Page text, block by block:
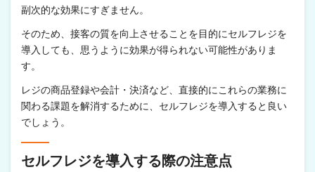
副次的な効果にすぎません。
そのため、接客の質を向上させることを目的にセルフレジを
導入しても、思うように効果が得られない可能性がありま
す。
レジの商品登録や会計・決済など、直接的にこれらの業務に
関わる課題を解消するために、セルフレジを導入すると良い
でしょう。
セルフレジを導入する際の注意点